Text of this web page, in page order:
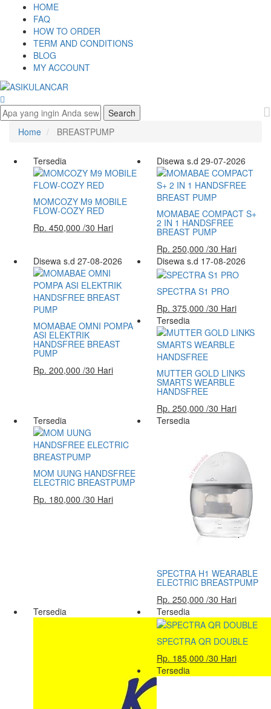
HOME
FAQ
HOW TO ORDER
TERM AND CONDITIONS
BLOG
MY ACCOUNT
Home BREASTPUMP
Tersedia
MOMCOZY M9 MOBILE
FLOW-COZY RED
Rp. 450,000 /30 Hari
Disewa s.d 29-07-2026
MOMABAE COMPACT S+
2 IN 1 HANDSFREE
BREAST PUMP
Rp. 250,000 /30 Hari
Disewa s.d 27-08-2026
MOMABAE OMNI POMPA
ASI ELEKTRIK
HANDSFREE BREAST
PUMP
Rp. 200,000 /30 Hari
Disewa s.d 17-08-2026
SPECTRA S1 PRO
Rp. 375,000 /30 Hari
Tersedia
MUTTER GOLD LINKS
SMARTS WEARBLE
HANDSFREE
Rp. 250,000 /30 Hari
Tersedia
MOM UUNG HANDSFREE
ELECTRIC BREASTPUMP
Rp. 180,000 /30 Hari
Tersedia
SPECTRA H1 WEARABLE
ELECTRIC BREASTPUMP
Rp. 250,000 /30 Hari
Tersedia
Tersedia
SPECTRA QR DOUBLE
Rp. 185,000 /30 Hari
Tersedia